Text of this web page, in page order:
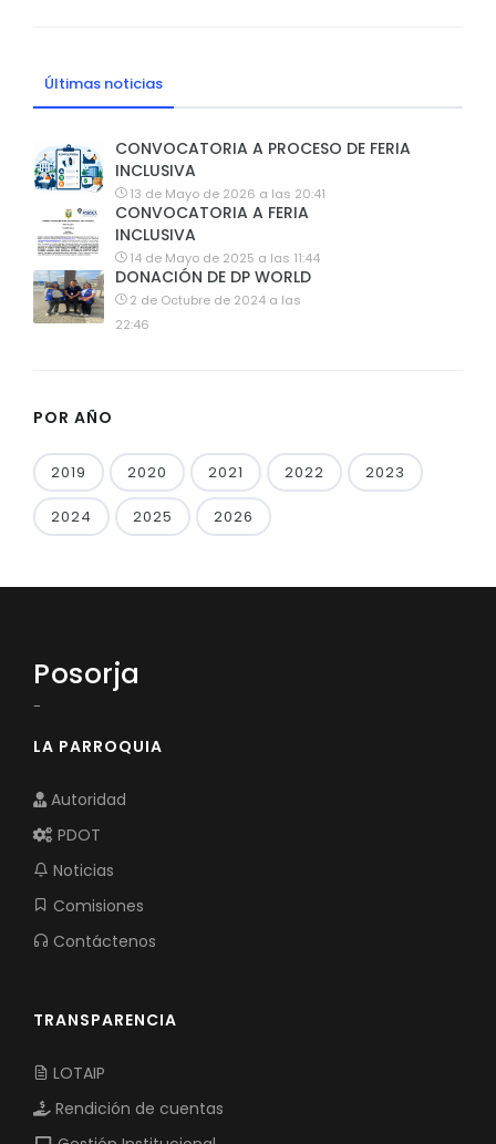
Últimas noticias
CONVOCATORIA A PROCESO DE FERIA
INCLUSIVA
13 de Mayo de 2026 a las 20:41
CONVOCATORIA A FERIA
INCLUSIVA
14 de Mayo de 2025 a las 11:44
DONACIÓN DE DP WORLD
2 de Octubre de 2024 a las
22:46
POR AÑO
2019 2020 2021 2022 2023
2024 2025 2026
Posorja
-
LA PARROQUIA
Autoridad
PDOT
Noticias
Comisiones
Contáctenos
TRANSPARENCIA
LOTAIP
Rendición de cuentas